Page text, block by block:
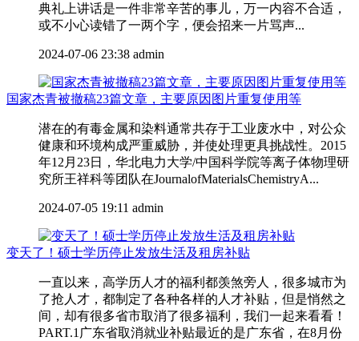
典礼上讲话是一件非常辛苦的事儿，万一内容不合适，
或不小心读错了一两个字，便会招来一片骂声...
2024-07-06 23:38 admin
国家杰青被撤稿23篇文章，主要原因图片重复使用等
潜在的有毒金属和染料通常共存于工业废水中，对公众
健康和环境构成严重威胁，并使处理更具挑战性。2015
年12月23日，华北电力大学/中国科学院等离子体物理研
究所王祥科等团队在JournalofMaterialsChemistryA...
2024-07-05 19:11 admin
变天了！硕士学历停止发放生活及租房补贴
一直以来，高学历人才的福利都羡煞旁人，很多城市为
了抢人才，都制定了各种各样的人才补贴，但是悄然之
间，却有很多省市取消了很多福利，我们一起来看看！
PART.1广东省取消就业补贴最近的是广东省，在8月份